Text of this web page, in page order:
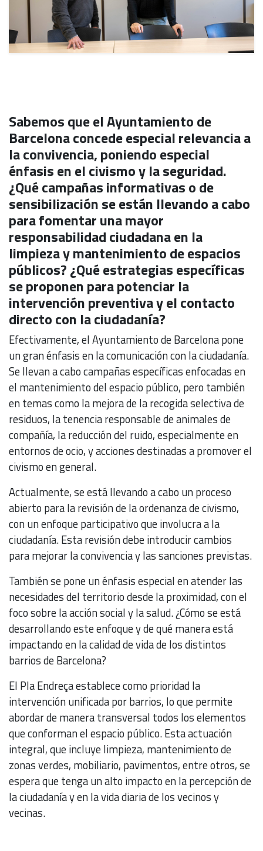
Sabemos que el Ayuntamiento de
Barcelona concede especial relevancia a
la convivencia, poniendo especial
énfasis en el civismo y la seguridad.
¿Qué campañas informativas o de
sensibilización se están llevando a cabo
para fomentar una mayor
responsabilidad ciudadana en la
limpieza y mantenimiento de espacios
públicos? ¿Qué estrategias específicas
se proponen para potenciar la
intervención preventiva y el contacto
directo con la ciudadanía?
Efectivamente, el Ayuntamiento de Barcelona pone
un gran énfasis en la comunicación con la ciudadanía.
Se llevan a cabo campañas específicas enfocadas en
el mantenimiento del espacio público, pero también
en temas como la mejora de la recogida selectiva de
residuos, la tenencia responsable de animales de
compañía, la reducción del ruido, especialmente en
entornos de ocio, y acciones destinadas a promover el
civismo en general.
Actualmente, se está llevando a cabo un proceso
abierto para la revisión de la ordenanza de civismo,
con un enfoque participativo que involucra a la
ciudadanía. Esta revisión debe introducir cambios
para mejorar la convivencia y las sanciones previstas.
También se pone un énfasis especial en atender las
necesidades del territorio desde la proximidad, con el
foco sobre la acción social y la salud. ¿Cómo se está
desarrollando este enfoque y de qué manera está
impactando en la calidad de vida de los distintos
barrios de Barcelona?
El Pla Endreça establece como prioridad la
intervención unificada por barrios, lo que permite
abordar de manera transversal todos los elementos
que conforman el espacio público. Esta actuación
integral, que incluye limpieza, mantenimiento de
zonas verdes, mobiliario, pavimentos, entre otros, se
espera que tenga un alto impacto en la percepción de
la ciudadanía y en la vida diaria de los vecinos y
vecinas.